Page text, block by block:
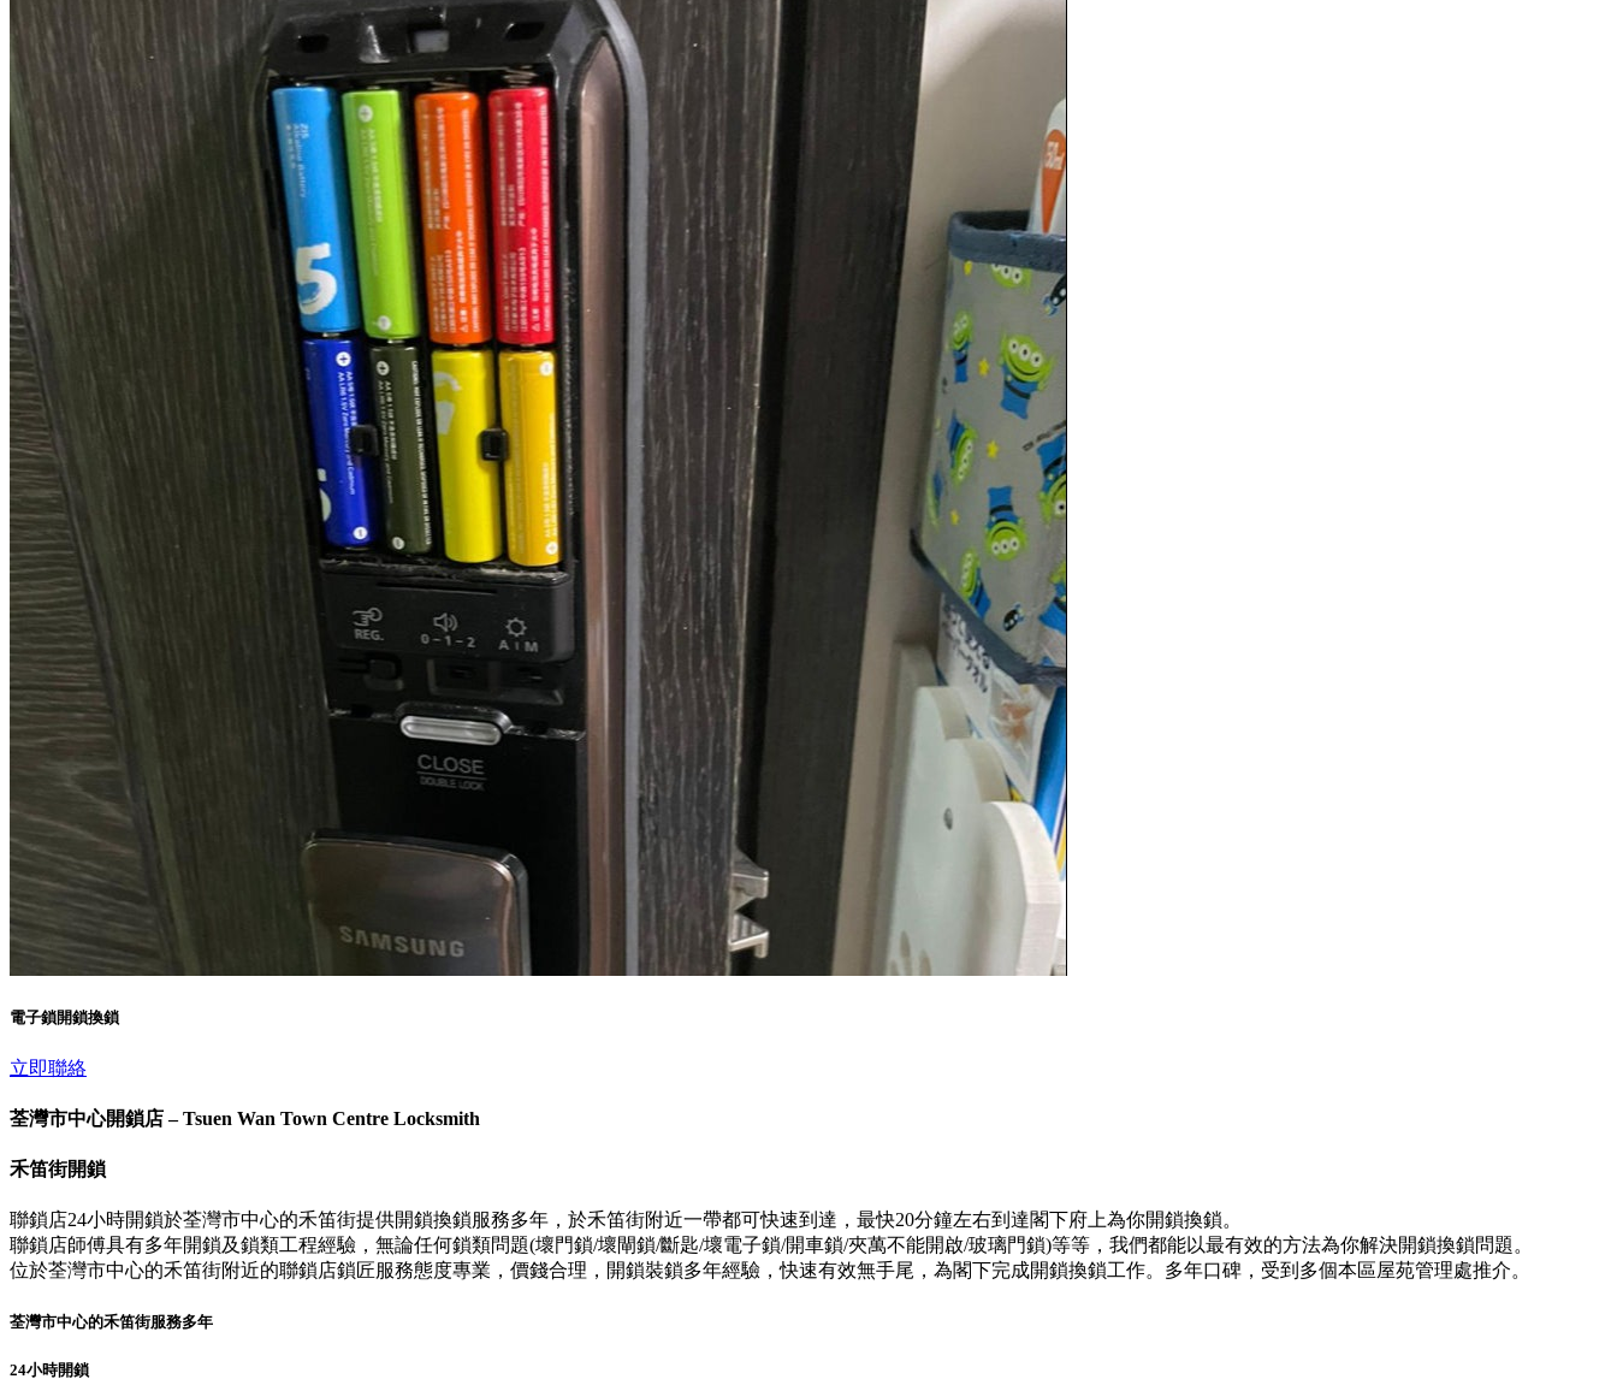
電子鎖開鎖換鎖
立即聯絡
荃灣市中心開鎖店 – Tsuen Wan Town Centre Locksmith
禾笛街開鎖
聯鎖店24小時開鎖於荃灣市中心的禾笛街提供開鎖換鎖服務多年，於禾笛街附近一帶都可快速到達，最快20分鐘左右到達閣下府上為你開鎖換鎖。
聯鎖店師傅具有多年開鎖及鎖類工程經驗，無論任何鎖類問題(壞門鎖/壞閘鎖/斷匙/壞電子鎖/開車鎖/夾萬不能開啟/玻璃門鎖)等等，我們都能以最有效的方法為你解決開鎖換鎖問題。
位於荃灣市中心的禾笛街附近的聯鎖店鎖匠服務態度專業，價錢合理，開鎖裝鎖多年經驗，快速有效無手尾，為閣下完成開鎖換鎖工作。多年口碑，受到多個本區屋苑管理處推介。
荃灣市中心的禾笛街服務多年
24小時開鎖